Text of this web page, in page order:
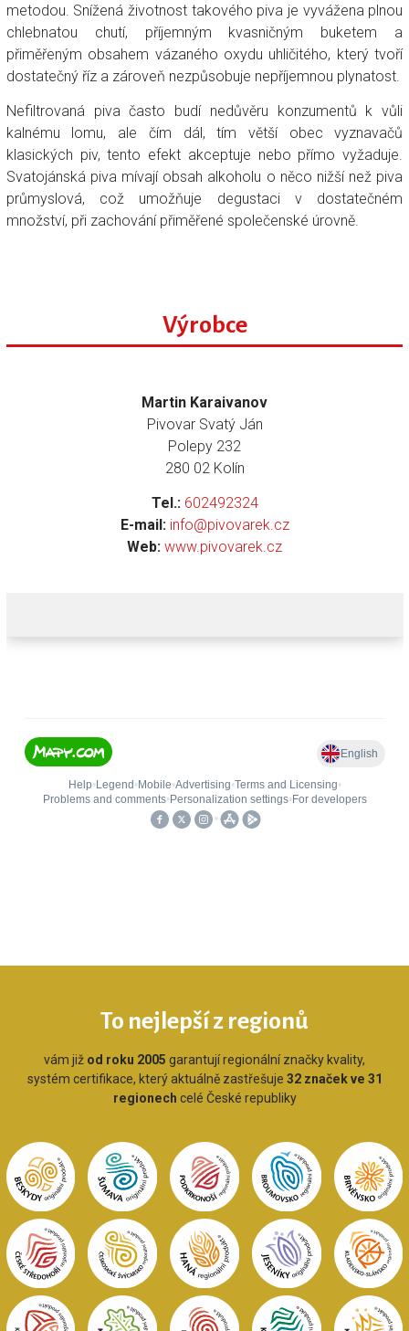
metodou. Snížená životnost takového piva je vyvážena plnou
chlebnatou chutí, příjemným kvasničným buketem a
přiměřeným obsahem vázaného oxydu uhličitého, který tvoří
dostatečný říz a zároveň nezpůsobuje nepříjemnou plynatost.
Nefiltrovaná piva často budí nedůvěru konzumentů k vůli
kalnému lomu, ale čím dál, tím větší obec vyznavačů
klasických piv, tento efekt akceptuje nebo přímo vyžaduje.
Svatojánská piva mívají obsah alkoholu o něco nižší než piva
průmyslová, což umožňuje degustaci v dostatečném
množství, při zachování přiměřené společenské úrovně.
Výrobce
Martin Karaivanov
Pivovar Svatý Ján
Polepy 232
280 02 Kolín
Tel.: 602492324
E-mail: info@pivovarek.cz
Web: www.pivovarek.cz
To nejlepší z regionů
vám již od roku 2005 garantují regionální značky kvality,
systém certifikace, který aktuálně zastřešuje 32 značek ve 31
regionech celé České republiky